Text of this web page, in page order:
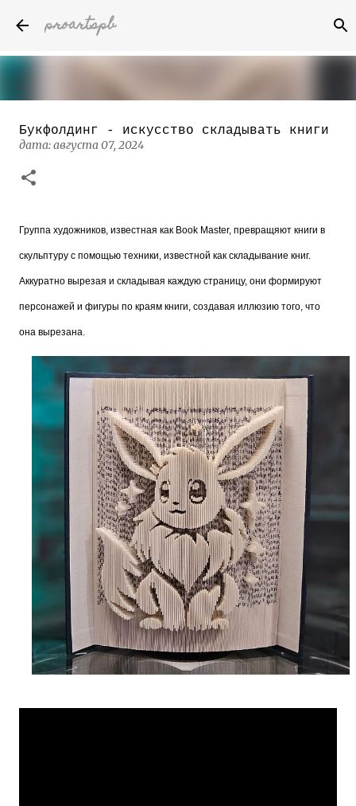
proartspb
Бумажные скульптуры канадского
художника Келвина Николса (Calvin
дата:
Букфолдинг - искусство складывать книги
дата:августа 07, 2024
Группа художников, известная как Book Master, превращяют книги в
скульптуру с помощью техники, известной как складывание книг.
Аккуратно вырезая и складывая каждую страницу, они формируют
персонажей и фигуры по краям книги, создавая иллюзию того, что
она вырезана.